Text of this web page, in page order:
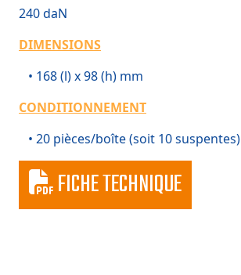
240 daN
DIMENSIONS
• 168 (l) x 98 (h) mm
CONDITIONNEMENT
• 20 pièces/boîte (soit 10 suspentes)
FICHE TECHNIQUE